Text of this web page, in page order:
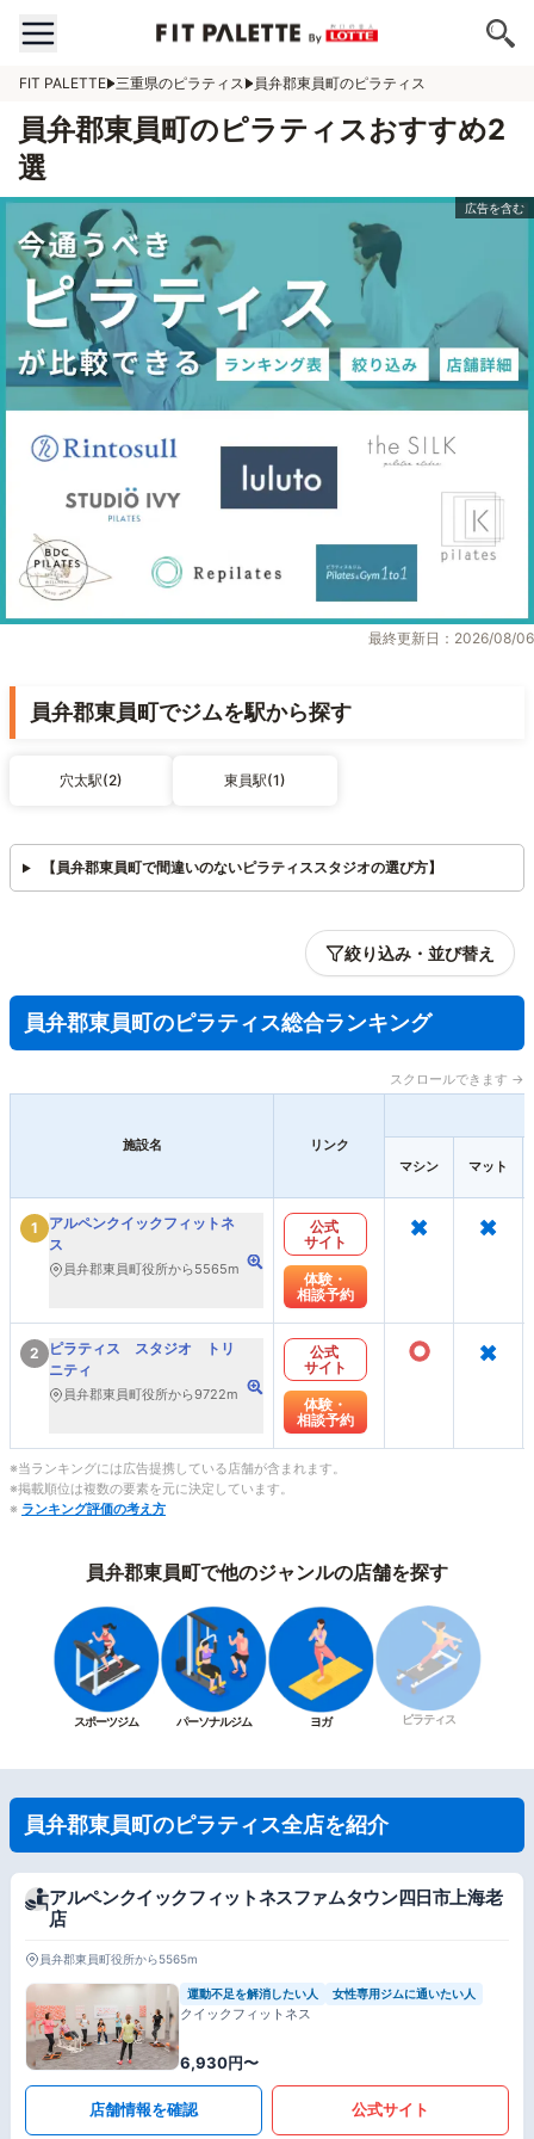
FIT PALETTE 三重県のピラティス 員弁郡東員町のピラティス
員弁郡東員町のピラティスおすすめ2
選
最終更新日：2026/08/06
員弁郡東員町でジムを駅から探す
穴太駅(2) 東員駅(1)
【員弁郡東員町で間違いのないピラティススタジオの選び方】
絞り込み・並び替え
員弁郡東員町のピラティス総合ランキング
スクロールできます →
施設名 リンク
マシン マット
1
アルペンクイックフィットネ
ス
員弁郡東員町役所から5565m
公式
サイト
体験・
相談予約
× ×
2
ピラティス スタジオ トリ
ニティ
員弁郡東員町役所から9722m
公式
サイト
体験・
相談予約
○ ×
※当ランキングには広告提携している店舗が含まれます。
※掲載順位は複数の要素を元に決定しています。
※ ランキング評価の考え方
員弁郡東員町で他のジャンルの店舗を探す
スポーツジム パーソナルジム ヨガ ピラティス
員弁郡東員町のピラティス全店を紹介
アルペンクイックフィットネスファムタウン四日市上海老
店
員弁郡東員町役所から5565m
運動不足を解消したい人 女性専用ジムに通いたい人
クイックフィットネス
6,930円〜
店舗情報を確認 公式サイト